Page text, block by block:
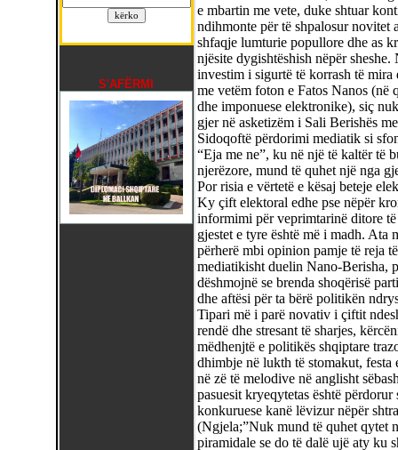
S'AFËRMI
e mbartin me vete, duke shtuar
ndihmonte për të shpalosur novitet
shfaqje lumturie popullore dhe as
njësite dygishtëshish nëpër
investim i sigurtë të korrash të
me vetëm foton e Fatos Nanos (në
dhe imponuese elektronike), siç
gjer në asketizëm i Sali Berishës
Sidoqoftë përdorimi mediatik si
“Eja me ne”, ku në një të kaltër të
njerëzore, mund të quhet një nga
Por risia e vërtetë e kësaj beteje
Ky çift elektoral edhe pse nëpër
informimi për veprimtarinë ditore
gjestet e tyre është më i madh. Ata
përherë mbi opinion pamje të reja
mediatikisht duelin Nano-Berisha,
dëshmojnë se brenda shoqërisë
dhe aftësi për ta bërë politikën
Tipari më i parë novativ i çiftit
rendë dhe stresant të sharjes,
mëdhenjtë e politikës shqiptare
dhimbje në lukth të stomakut,
në zë të melodive në anglisht
pasuesit kryeqytetas është
konkuruese kanë lëvizur nëpër
(Ngjela;”Nuk mund të quhet qytet
piramidale se do të dalë ujë aty ku